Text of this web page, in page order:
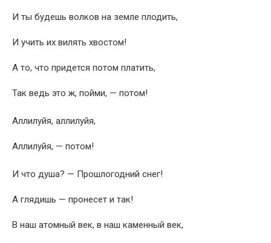
И ты будешь волков на земле плодить,
И учить их вилять хвостом!
А то, что придется потом платить,
Так ведь это ж, пойми, — потом!
Аллилуйя, аллилуйя,
Аллилуйя, — потом!
И что душа? — Прошлогодний снег!
А глядишь — пронесет и так!
В наш атомный век, в наш каменный век,